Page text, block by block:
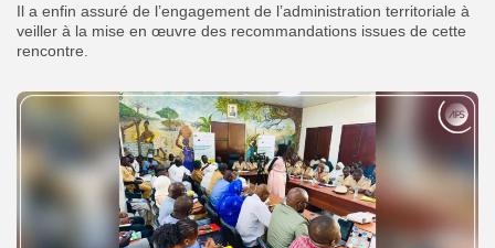
‎‎Il a enfin assuré de l’engagement de l’administration territoriale à
veiller à la mise en œuvre des recommandations issues de cette
rencontre.